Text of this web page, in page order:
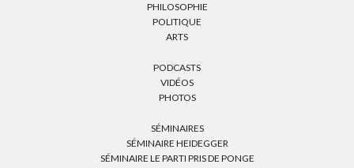
PHILOSOPHIE
POLITIQUE
ARTS
PODCASTS
VIDÉOS
PHOTOS
SÉMINAIRES
SÉMINAIRE HEIDEGGER
SÉMINAIRE LE PARTI PRIS DE PONGE